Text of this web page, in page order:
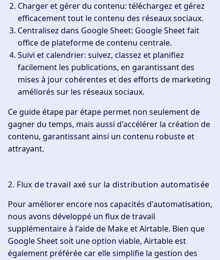
Charger et gérer du contenu: téléchargez et gérez
efficacement tout le contenu des réseaux sociaux.
Centralisez dans Google Sheet: Google Sheet fait
office de plateforme de contenu centrale.
Suivi et calendrier: suivez, classez et planifiez
facilement les publications, en garantissant des
mises à jour cohérentes et des efforts de marketing
améliorés sur les réseaux sociaux.
Ce guide étape par étape permet non seulement de
gagner du temps, mais aussi d'accélérer la création de
contenu, garantissant ainsi un contenu robuste et
attrayant.
2. Flux de travail axé sur la distribution automatisée
Pour améliorer encore nos capacités d'automatisation,
nous avons développé un flux de travail
supplémentaire à l'aide de Make et Airtable. Bien que
Google Sheet soit une option viable, Airtable est
également préférée car elle simplifie la gestion des